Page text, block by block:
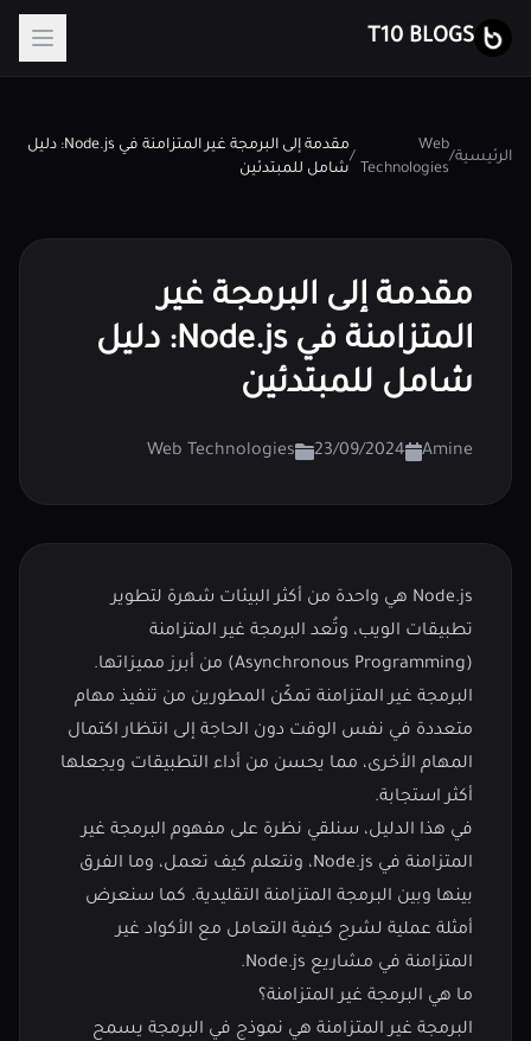
T10 BLOGS
الرئيسية/
Web
Technologies
/
مقدمة إلى البرمجة غير المتزامنة في Node.js: دليل
شامل للمبتدئين
مقدمة إلى البرمجة غير
المتزامنة في Node.js: دليل
شامل للمبتدئين
Amine
23/09/2024
Web Technologies
Node.js هي واحدة من أكثر البيئات شهرة لتطوير
تطبيقات الويب، وتُعد البرمجة غير المتزامنة
(Asynchronous Programming) من أبرز مميزاتها.
البرمجة غير المتزامنة تمكّن المطورين من تنفيذ مهام
متعددة في نفس الوقت دون الحاجة إلى انتظار اكتمال
المهام الأخرى، مما يحسن من أداء التطبيقات ويجعلها
أكثر استجابة.
في هذا الدليل، سنلقي نظرة على مفهوم البرمجة غير
المتزامنة في Node.js، ونتعلم كيف تعمل، وما الفرق
بينها وبين البرمجة المتزامنة التقليدية. كما سنعرض
أمثلة عملية لشرح كيفية التعامل مع الأكواد غير
المتزامنة في مشاريع Node.js.
ما هي البرمجة غير المتزامنة؟
البرمجة غير المتزامنة هي نموذج في البرمجة يسمح